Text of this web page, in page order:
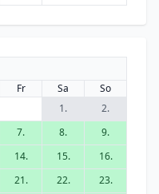
Fr Sa
So
1.
2.
7. 8.
9.
14. 15.
16.
21. 22.
23.